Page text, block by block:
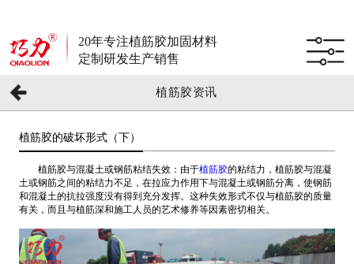
20年专注植筋胶加固材料
定制研发生产销售
植筋胶资讯
植筋胶的破坏形式（下）
植筋胶与混凝土或钢筋粘结失效：由于植筋胶的粘结力，植筋胶与混凝
土或钢筋之间的粘结力不足，在拉应力作用下与混凝土或钢筋分离，使钢筋
和混凝土的抗拉强度没有得到充分发挥。这种失效形式不仅与植筋胶的质量
有关，而且与植筋深和施工人员的艺术修养等因素密切相关。